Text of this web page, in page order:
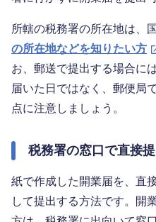
所轄の税務署の所在地は、
の所在地などを知りたい方
お、郵送で提出する場合に
届いた日ではなく、郵便局
点に注意しましょう。
税務署の窓口で直接
紙で作成した開業届を、直
して提出する方法です。開